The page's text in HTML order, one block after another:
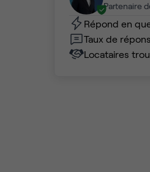
Partenaire
Répond en
Taux de
Locataires